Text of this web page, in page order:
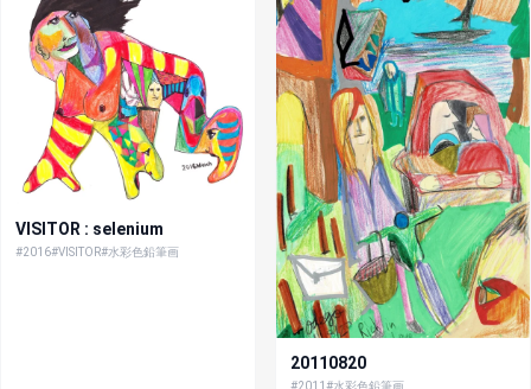
VISITOR : selenium
#2016#VISITOR#水彩色鉛筆画
20110820